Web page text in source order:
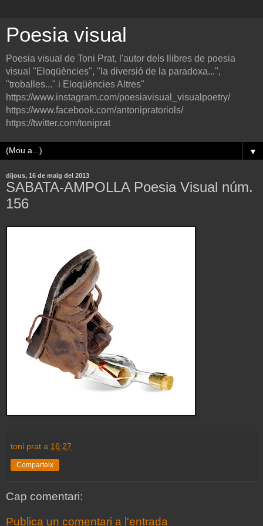
Poesia visual
Poesia visual de Toni Prat, l'autor dels llibres de poesia
visual "Eloqüències", "la diversió de la paradoxa...",
"troballes..." i Eloqüències Altres"
https://www.instagram.com/poesiavisual_visualpoetry/
https://www.facebook.com/antonipratoriols/
https://twitter.com/toniprat
▼
dijous, 16 de maig del 2013
SABATA-AMPOLLA Poesia Visual núm.
156
toni prat a 16:27
Comparteix
Cap comentari:
Publica un comentari a l'entrada